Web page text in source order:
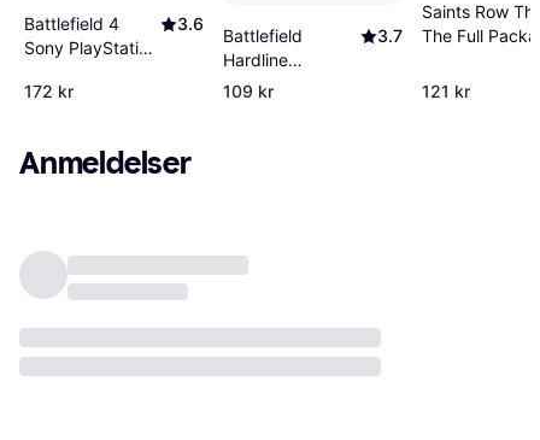
Battlefield 4
Sony PlayStation
3.6
172 kr
Battlefield
Hardline
Essentials (PS3)
3.7
109 kr
Saints Row
The Full
121 kr
Anmeldelser